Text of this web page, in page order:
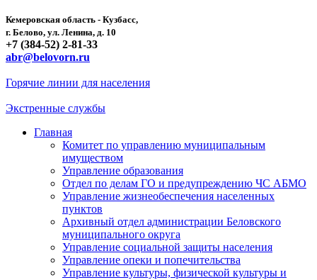
Кемеровская область - Кузбасс,
г. Белово, ул. Ленина, д. 10
+7 (384-52) 2-81-33
abr@belovorn.ru
Горячие линии для населения
Экстренные службы
Главная
Комитет по управлению муниципальным
имуществом
Управление образования
Отдел по делам ГО и предупреждению ЧС АБМО
Управление жизнеобеспечения населенных
пунктов
Архивный отдел администрации Беловского
муниципального округа
Управление социальной защиты населения
Управление опеки и попечительства
Управление культуры, физической культуры и